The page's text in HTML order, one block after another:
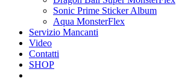
Sonic Prime Sticker Album
Aqua MonsterFlex
Servizio Mancanti
Video
Contatti
SHOP